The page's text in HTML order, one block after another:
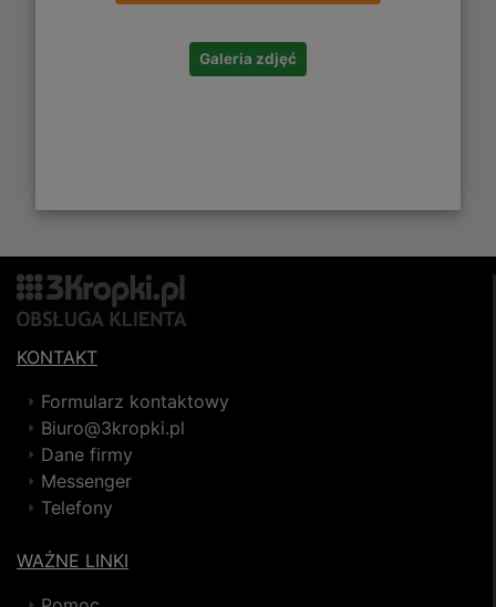
Galeria zdjęć
KONTAKT
Formularz kontaktowy
Biuro@3kropki.pl
Dane firmy
Messenger
Telefony
WAŻNE LINKI